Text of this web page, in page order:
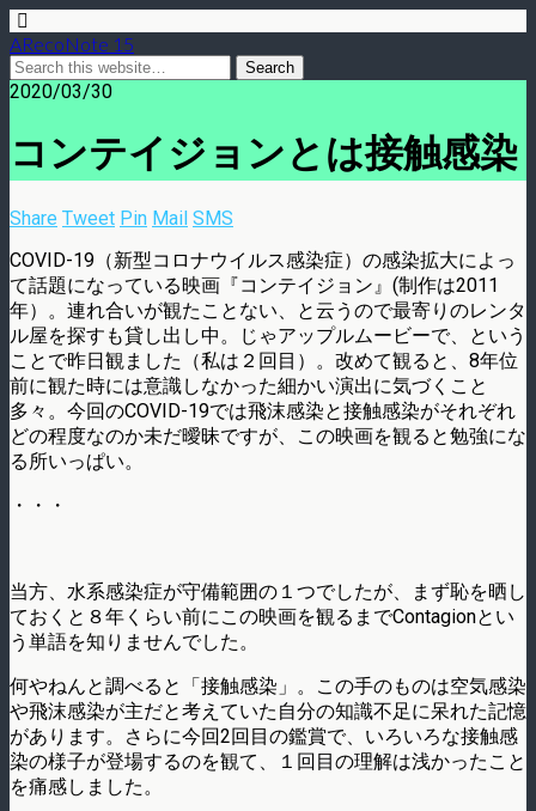
ARecoNote 15
2020/03/30
コンテイジョンとは接触感染
Share Tweet Pin Mail SMS
COVID-19（新型コロナウイルス感染症）の感染拡大によっ
て話題になっている映画『コンテイジョン』(制作は2011
年）。連れ合いが観たことない、と云うので最寄りのレンタ
ル屋を探すも貸し出し中。じゃアップルムービーで、という
ことで昨日観ました（私は２回目）。改めて観ると、8年位
前に観た時には意識しなかった細かい演出に気づくこと
多々。今回のCOVID-19では飛沫感染と接触感染がそれぞれ
どの程度なのか未だ曖昧ですが、この映画を観ると勉強にな
る所いっぱい。
・・・
当方、水系感染症が守備範囲の１つでしたが、まず恥を晒し
ておくと８年くらい前にこの映画を観るまでContagionとい
う単語を知りませんでした。
何やねんと調べると「接触感染」。この手のものは空気感染
や飛沫感染が主だと考えていた自分の知識不足に呆れた記憶
があります。さらに今回2回目の鑑賞で、いろいろな接触感
染の様子が登場するのを観て、１回目の理解は浅かったこと
を痛感しました。